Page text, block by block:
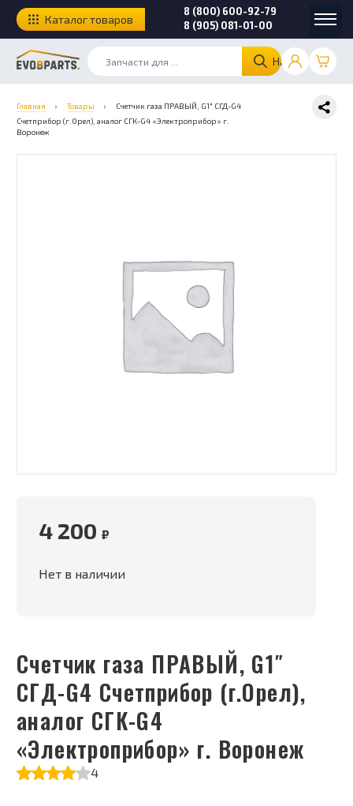
Найти
8 (800) 600-92-79
8 (905) 081-01-00
Каталог товаров
Главная › Товары ›
Счетчик газа ПРАВЫЙ, G1″ СГД-G4
Счетприбор (г.Орел), аналог СГК-G4 «Электроприбор» г.
Воронеж
Счетчик газа ПРАВЫЙ, G1″
СГД-G4 Счетприбор (г.Орел),
аналог СГК-G4
«Электроприбор» г. Воронеж
4
4 200 ₽
Нет в наличии